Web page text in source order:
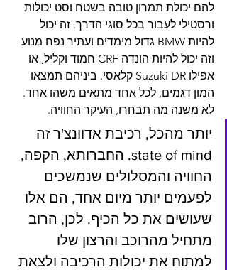
להם יכולת תמרון טובה בשטח וסט יכולות
ורסטילי לעבור בכל סוגי הדרך. זה יכול
להיות BMW גדול מימדים ועתיר נפח מנוע
וזה יכול להיות הונדה CRF חמוד וקליל, או
אפילו Suzuki DR קלאסי. ביניהם תמצאו
המון דגמים, לכל אחד מתאים משהו אחד.
לא משנה מה תבחרו, העיקר החוויה.
יותר מהכל, רכיבת אדוונצ'ר זה
state of mind. החברותא, הקפה,
החוויה והמסלולים שנמשכים
לפעמים יותר מיום אחד, הם אלו
שעושים את כל הכיף. לכן, הרוב
מתחיל מהרוכב והרצון שלו
למתוח את יכולות הרכיבה ולצאת